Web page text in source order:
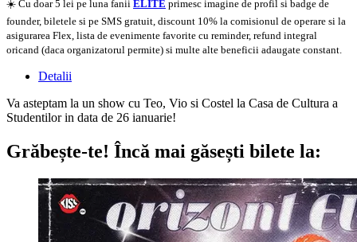
☀️ Cu doar 5 lei pe luna fanii ELITE primesc imagine de profil si badge de
founder, biletele si pe SMS gratuit, discount 10% la comisionul de operare si la
asigurarea Flex, lista de evenimente favorite cu reminder, refund integral
oricand (daca organizatorul permite) si multe alte beneficii adaugate constant.
Detalii
Va asteptam la un show cu Teo, Vio si Costel la Casa de Cultura a
Studentilor in data de 26 ianuarie!
Grăbește-te! Încă mai găsești bilete la: